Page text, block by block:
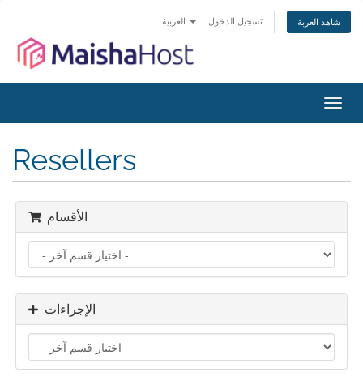
تسجيل الدخول شاهد العربة
تبديل
التنقل
Resellers
الأقسام
الإجراءات